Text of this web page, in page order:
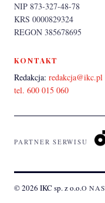
NIP 873-327-48-78
KRS 0000829324
REGON 385678695
KONTAKT
Redakcja: redakcja@ikc.pl
tel. 600 015 060
PARTNER SERWISU
© 2026 IKC sp. z o.o.O NAS